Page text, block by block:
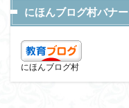
にほんブログ村バナー
にほんブログ村